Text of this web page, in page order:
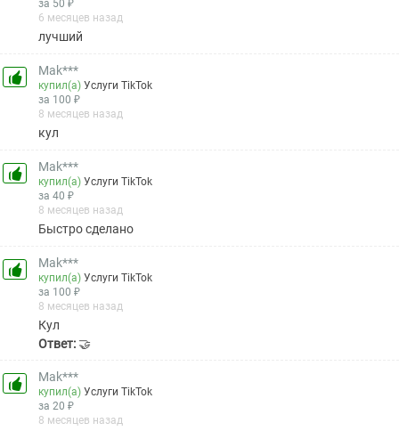
за 50 ₽
6 месяцев назад
лучший
Mak***
купил(а)Услуги TikTok
за 100 ₽
8 месяцев назад
кул
Mak***
купил(а)Услуги TikTok
за 40 ₽
8 месяцев назад
Быстро сделано
Mak***
купил(а)Услуги TikTok
за 100 ₽
8 месяцев назад
Кул
Ответ: 🤝
Mak***
купил(а)Услуги TikTok
за 20 ₽
8 месяцев назад